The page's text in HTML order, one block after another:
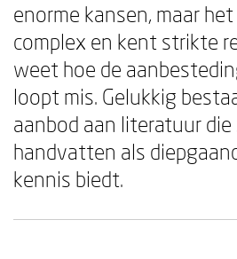
enorme kansen, maar
complex en kent strikte
weet hoe de
loopt mis. Gelukkig
aanbod aan literatuur
handvatten als
kennis biedt.